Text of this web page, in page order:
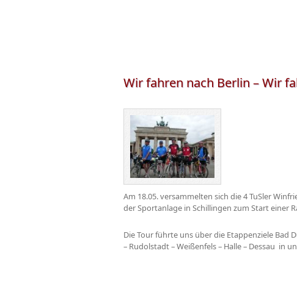
Wir fahren nach Berlin – Wir
Am 18.05. versammelten sich die 4 TuSler
der Sportanlage in Schillingen zum Start einer
Die Tour führte uns über die Etappenziele Bad
– Rudolstadt – Weißenfels – Halle – Dessau in